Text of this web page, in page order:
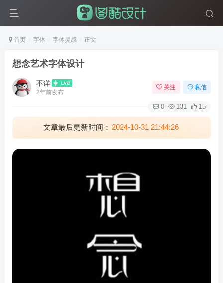
首页 字体 字体灵感 正文
想念艺术字体设计
不详
2年前发布
关注 私信
0 131 15
文章最后更新时间： 2024-10-31 21:44:26